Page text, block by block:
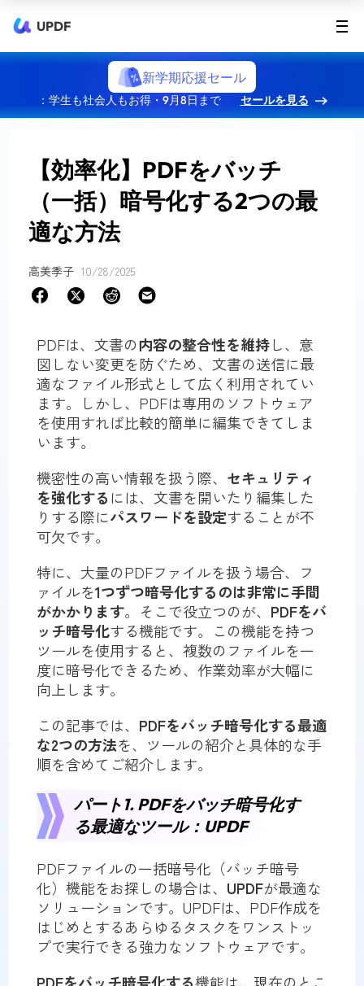
UPDF
新学期応援セール
：学生も社会人もお得・9月8日まで セールを見る
【効率化】PDFをバッチ
（一括）暗号化する2つの最
適な方法
高美季子 10/28/2025
PDFは、文書の内容の整合性を維持し、意
図しない変更を防ぐため、文書の送信に最
適なファイル形式として広く利用されてい
ます。しかし、PDFは専用のソフトウェア
を使用すれば比較的簡単に編集できてしま
います。
機密性の高い情報を扱う際、 セキュリティ
を強化するには、文書を開いたり編集した
りする際にパスワードを設定することが不
可欠です。
特に、大量のPDFファイルを扱う場合、フ
ァイルを1つずつ暗号化するのは非常に手間
がかかります。そこで役立つのが、 PDFをバ
ッチ暗号化する機能です。この機能を持つ
ツールを使用すると、複数のファイルを一
度に暗号化できるため、作業効率が大幅に
向上します。
この記事では、 PDFをバッチ暗号化する最適
な2つの方法を、ツールの紹介と具体的な手
順を含めてご紹介します。
パート1. PDFをバッチ暗号化す
る最適なツール：UPDF
PDFファイルの一括暗号化（バッチ暗号
化）機能をお探しの場合は、 UPDFが最適な
ソリューションです。UPDFは、PDF作成を
はじめとするあらゆるタスクをワンストッ
プで実行できる強力なソフトウェアです。